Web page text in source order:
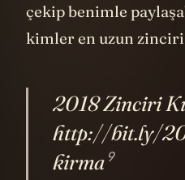
çekip benimle
kimler en uzun
2018 Zinciri
http://bit.ly/
kirma 9